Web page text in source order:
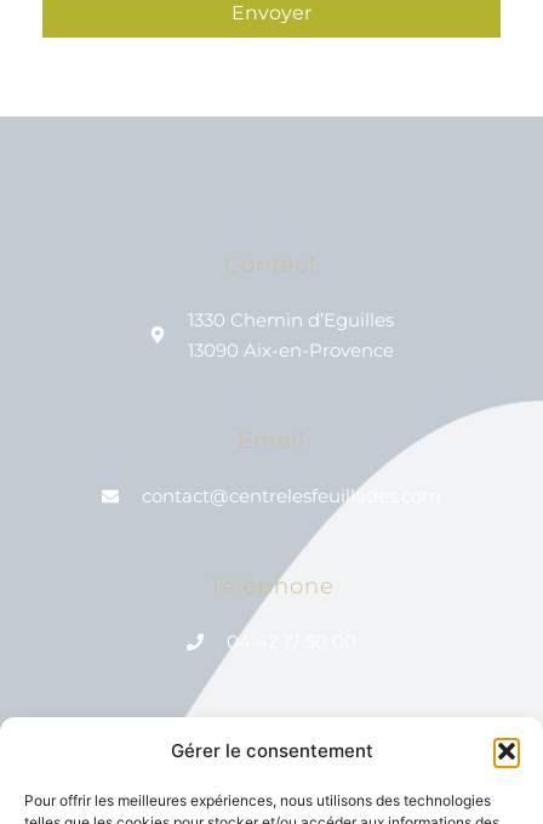
Gérer le consentement
Pour offrir les meilleures expériences, nous utilisons des technologies
Envoyer
Contact
1330 Chemin d’Eguilles
13090 Aix-en-Provence
Email
contact@centrelesfeuillades.com
Téléphone
04 42 17 50 00